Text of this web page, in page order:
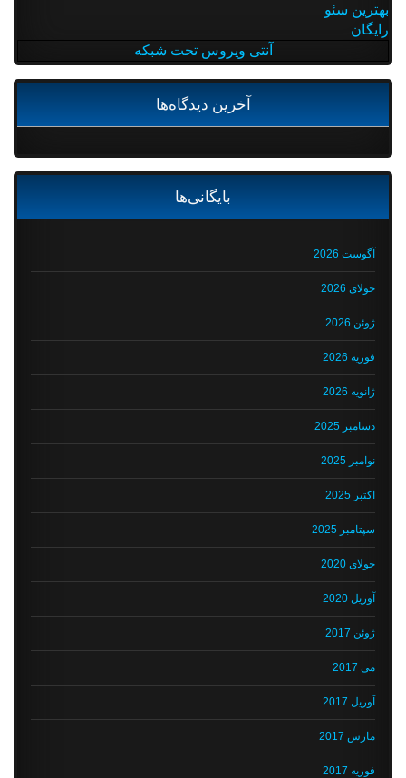
بهترین سئو
رایگان
آنتی ویروس تحت شبکه
آخرین دیدگاه‌ها
بایگانی‌ها
آگوست 2026
جولای 2026
ژوئن 2026
فوریه 2026
ژانویه 2026
دسامبر 2025
نوامبر 2025
اکتبر 2025
سپتامبر 2025
جولای 2020
آوریل 2020
ژوئن 2017
می 2017
آوریل 2017
مارس 2017
فوریه 2017